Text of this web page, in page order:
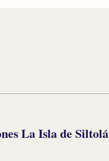
La Isla de Siltolá